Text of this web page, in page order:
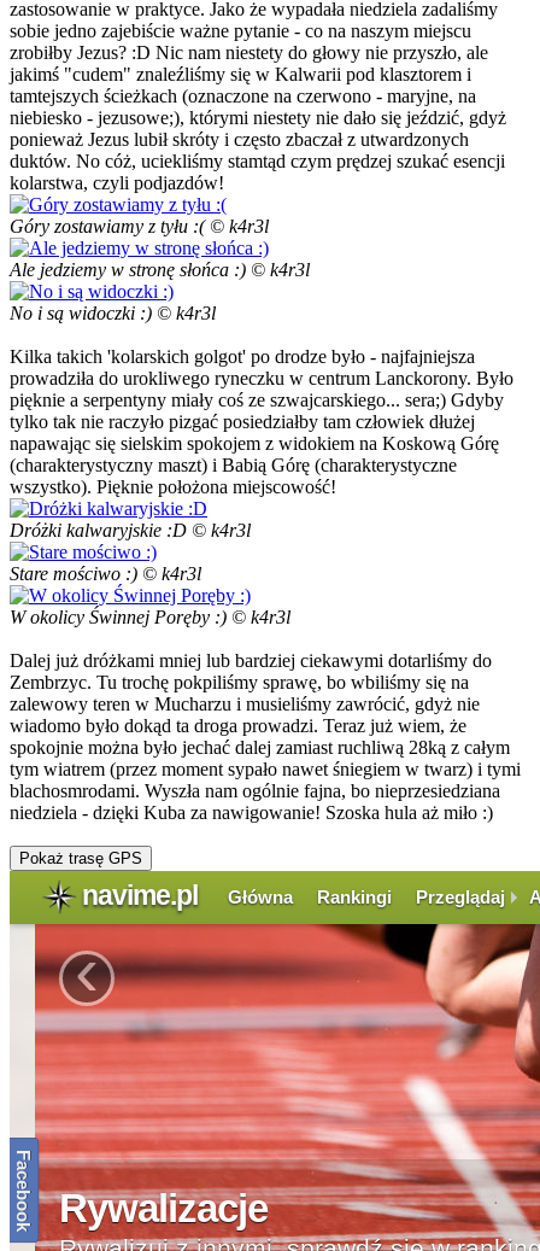
zastosowanie w praktyce. Jako że wypadała niedziela zadaliśmy
sobie jedno zajebiście ważne pytanie - co na naszym miejscu
zrobiłby Jezus? :D Nic nam niestety do głowy nie przyszło, ale
jakimś "cudem" znaleźliśmy się w Kalwarii pod klasztorem i
tamtejszych ścieżkach (oznaczone na czerwono - maryjne, na
niebiesko - jezusowe;), którymi niestety nie dało się jeździć, gdyż
ponieważ Jezus lubił skróty i często zbaczał z utwardzonych
duktów. No cóż, uciekliśmy stamtąd czym prędzej szukać esencji
kolarstwa, czyli podjazdów!
Góry zostawiamy z tyłu :( © k4r3l
Ale jedziemy w stronę słońca :) © k4r3l
No i są widoczki :) © k4r3l
Kilka takich 'kolarskich golgot' po drodze było - najfajniejsza
prowadziła do urokliwego ryneczku w centrum Lanckorony. Było
pięknie a serpentyny miały coś ze szwajcarskiego... sera;) Gdyby
tylko tak nie raczyło pizgać posiedziałby tam człowiek dłużej
napawając się sielskim spokojem z widokiem na Koskową Górę
(charakterystyczny maszt) i Babią Górę (charakterystyczne
wszystko). Pięknie położona miejscowość!
Dróżki kalwaryjskie :D © k4r3l
Stare mościwo :) © k4r3l
W okolicy Świnnej Poręby :) © k4r3l
Dalej już dróżkami mniej lub bardziej ciekawymi dotarliśmy do
Zembrzyc. Tu trochę pokpiliśmy sprawę, bo wbiliśmy się na
zalewowy teren w Mucharzu i musieliśmy zawrócić, gdyż nie
wiadomo było dokąd ta droga prowadzi. Teraz już wiem, że
spokojnie można było jechać dalej zamiast ruchliwą 28ką z całym
tym wiatrem (przez moment sypało nawet śniegiem w twarz) i tymi
blachosmrodami. Wyszła nam ogólnie fajna, bo nieprzesiedziana
niedziela - dzięki Kuba za nawigowanie! Szoska hula aż miło :)
Pokaż trasę GPS